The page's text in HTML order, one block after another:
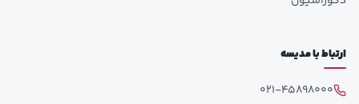
ارتباط با مدیسه
021-45898000